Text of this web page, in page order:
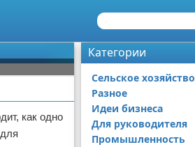
как одно
Категории
Сельское хозяйство
Разное
Идеи бизнеса
Для руководителя
Промышленность